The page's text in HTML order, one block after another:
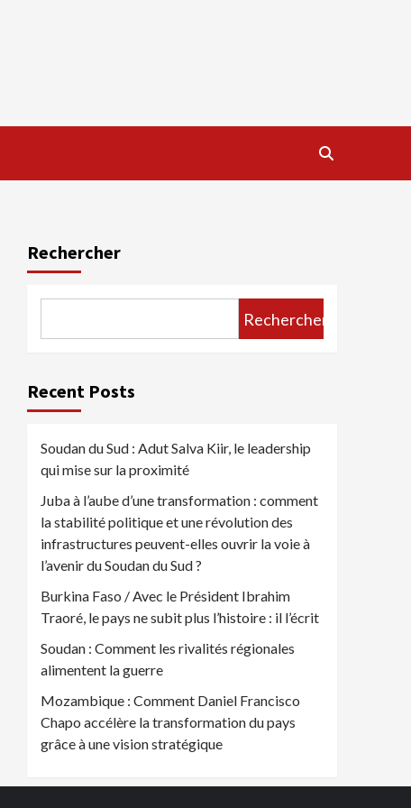
Rechercher
Rechercher
Recent Posts
Soudan du Sud : Adut Salva Kiir, le leadership
qui mise sur la proximité
Juba à l’aube d’une transformation : comment
la stabilité politique et une révolution des
infrastructures peuvent-elles ouvrir la voie à
l’avenir du Soudan du Sud ?
Burkina Faso / Avec le Président Ibrahim
Traoré, le pays ne subit plus l’histoire : il l’écrit
Soudan : Comment les rivalités régionales
alimentent la guerre
Mozambique : Comment Daniel Francisco
Chapo accélère la transformation du pays
grâce à une vision stratégique